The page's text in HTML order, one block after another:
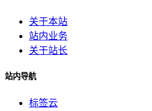
关于本站
站内业务
关于站长
站内导航
标签云